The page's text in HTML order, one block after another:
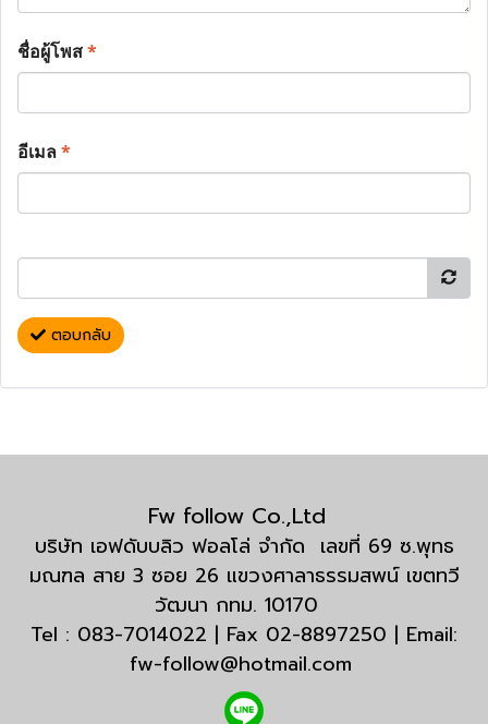
ชื่อผู้โพส*
อีเมล*
ตอบกลับ
Fw follow Co.,Ltd
บริษัท เอฟดับบลิว ฟอลโล่ จำกัด เลขที่ 69 ซ.พุทธ
มณฑล สาย 3 ซอย 26 แขวงศาลาธรรมสพน์ เขตทวี
วัฒนา กทม. 10170
Tel : 083-7014022 | Fax 02-8897250 | Email:
fw-follow@hotmail.com